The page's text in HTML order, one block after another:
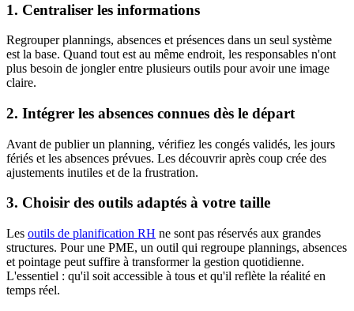
1. Centraliser les informations
Regrouper plannings, absences et présences dans un seul système
est la base. Quand tout est au même endroit, les responsables n'ont
plus besoin de jongler entre plusieurs outils pour avoir une image
claire.
2. Intégrer les absences connues dès le départ
Avant de publier un planning, vérifiez les congés validés, les jours
fériés et les absences prévues. Les découvrir après coup crée des
ajustements inutiles et de la frustration.
3. Choisir des outils adaptés à votre taille
Les outils de planification RH ne sont pas réservés aux grandes
structures. Pour une PME, un outil qui regroupe plannings, absences
et pointage peut suffire à transformer la gestion quotidienne.
L'essentiel : qu'il soit accessible à tous et qu'il reflète la réalité en
temps réel.